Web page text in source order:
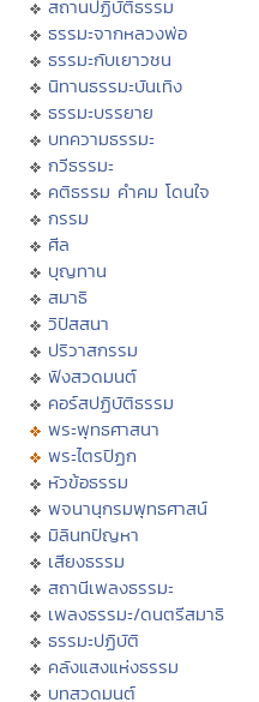
สถานปฏิบัติธรรม
ธรรมะจากหลวงพ่อ
ธรรมะกับเยาวชน
นิทานธรรมะบันเทิง
ธรรมะบรรยาย
บทความธรรมะ
กวีธรรมะ
คติธรรม คำคม โดนใจ
กรรม
ศีล
บุญทาน
สมาธิ
วิปัสสนา
ปริวาสกรรม
ฟังสวดมนต์
คอร์สปฏิบัติธรรม
พระพุทธศาสนา
พระไตรปิฏก
หัวข้อธรรม
พจนานุกรมพุทธศาสน์
มิลินทปัญหา
เสียงธรรม
สถานีเพลงธรรมะ
เพลงธรรมะ/ดนตรีสมาธิ
ธรรมะปฏิบัติ
คลังแสงแห่งธรรม
บทสวดมนต์